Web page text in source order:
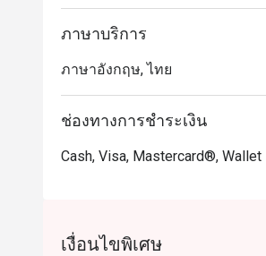
ภาษาบริการ
ภาษาอังกฤษ, ไทย
ช่องทางการชำระเงิน
Cash, Visa, Mastercard®, Wallet
เงื่อนไขพิเศษ